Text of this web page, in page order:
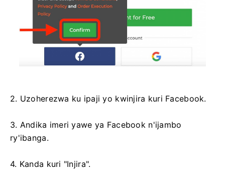
2. Uzoherezwa ku ipaji yo kwinjira kuri Facebook.
3. Andika imeri yawe ya Facebook n'ijambo
ry'ibanga.
4. Kanda kuri "Injira".